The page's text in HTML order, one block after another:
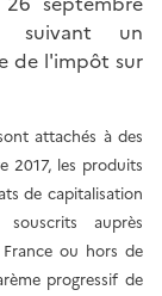
suivant un
de l'impôt sur
attachés à des
2017, les produits
de capitalisation
auprès
ou hors de
progressif de